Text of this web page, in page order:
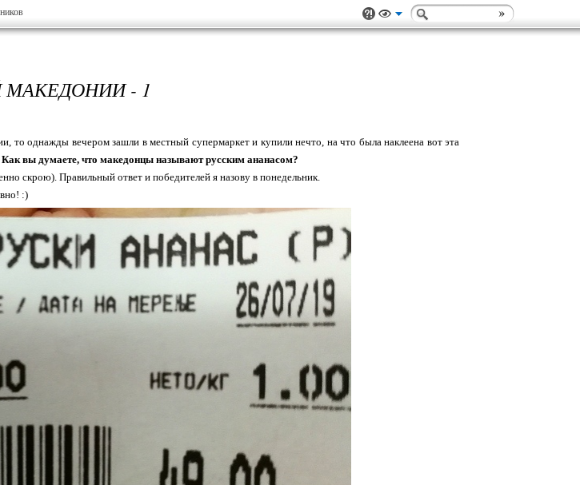
МАКЕДОНИИ - 1
то однажды вечером зашли в местный супермаркет и купили нечто, на что была наклеена вот эта
Как вы думаете, что македонцы называют русским ананасом?
скрою). Правильный ответ и победителей я назову в понедельник.
:)